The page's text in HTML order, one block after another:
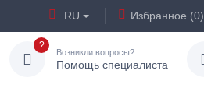
RU Избранное (0)
?
Возникли вопросы?
Помощь специалиста